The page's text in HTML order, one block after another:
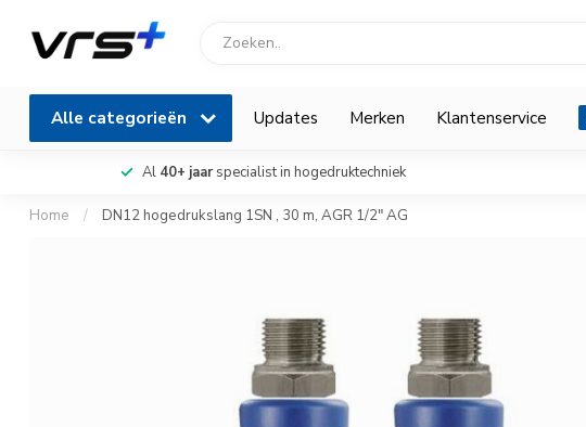
Alle categorieën Updates Merken Klantenservice
Al 40+ jaarspecialist in hogedruktechniek
Home / DN12 hogedrukslang 1SN , 30 m, AGR 1/2" AG